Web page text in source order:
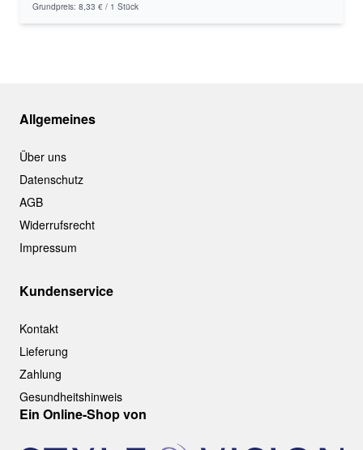
Grundpreis: 8,33 € / 1 Stück
Allgemeines
Über uns
Datenschutz
AGB
Widerrufsrecht
Impressum
Kundenservice
Kontakt
Lieferung
Zahlung
Gesundheitshinweis
Ein Online-Shop von